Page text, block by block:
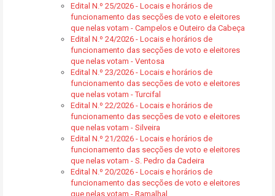
Edital N.º 25/2026 - Locais e horários de
funcionamento das secções de voto e eleitores
que nelas votam - Campelos e Outeiro da Cabeça
Edital N.º 24/2026 - Locais e horários de
funcionamento das secções de voto e eleitores
que nelas votam - Ventosa
Edital N.º 23/2026 - Locais e horários de
funcionamento das secções de voto e eleitores
que nelas votam - Turcifal
Edital N.º 22/2026 - Locais e horários de
funcionamento das secções de voto e eleitores
que nelas votam - Silveira
Edital N.º 21/2026 - Locais e horários de
funcionamento das secções de voto e eleitores
que nelas votam - S. Pedro da Cadeira
Edital N.º 20/2026 - Locais e horários de
funcionamento das secções de voto e eleitores
que nelas votam - Ramalhal